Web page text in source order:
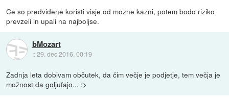
Ce so predvidene koristi visje od mozne kazni, potem bodo riziko
prevzeli in upali na najboljse.
bMozart
::29. dec 2016, 00:19
Zadnja leta dobivam občutek, da čim večje je podjetje, tem večja je
možnost da goljufajo... :>